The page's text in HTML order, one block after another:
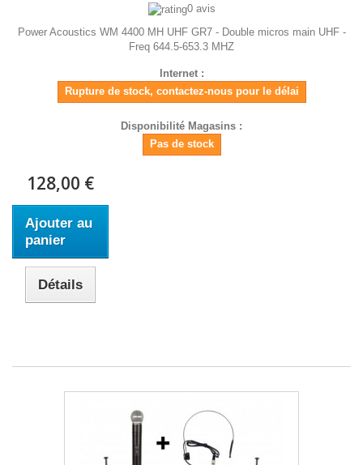
0 avis
Power Acoustics WM 4400 MH UHF GR7 - Double micros main UHF -
Freq 644.5-653.3 MHZ
Internet :
Rupture de stock, contactez-nous pour le délai
Disponibilité Magasins :
Pas de stock
128,00 €
Ajouter au
panier
Détails